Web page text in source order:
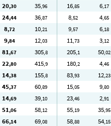
20,30 35,96 16,85 6,17
24,44 36,87 8,52 4,65
8,72 10,21 9,57 6,18
9,84 12,03 11,73 3,12
81,67 305,8 205,1 50,02
22,80 415,9 180,2 4,46
14,38 155,8 83,93 12,23
45,37 60,89 15,05 9,80
14,69 39,10 23,46 2,91
51,06 58,12 55,19 35,95
66,14 69,08 58,88 54,15